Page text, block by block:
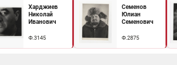
Харджиев
Николай
Иванович
Ф.3145
Семенов
Юлиан
Семенович
Ф.2875